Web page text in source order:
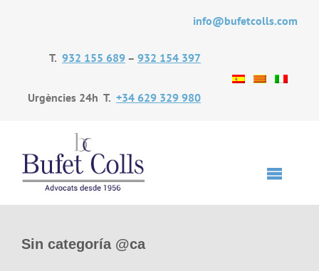
info@bufetcolls.com
T. 932 155 689 – 932 154 397
Urgències 24h T. +34 629 329 980
Toggle
Inici
Sin categoría @ca